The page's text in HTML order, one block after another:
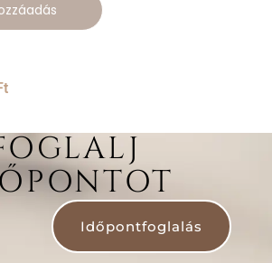
Időpontfoglalás